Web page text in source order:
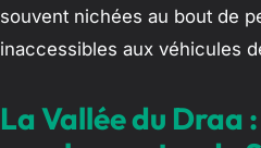
souvent nichées au bout de
inaccessibles aux véhicules
La Vallée du Draa